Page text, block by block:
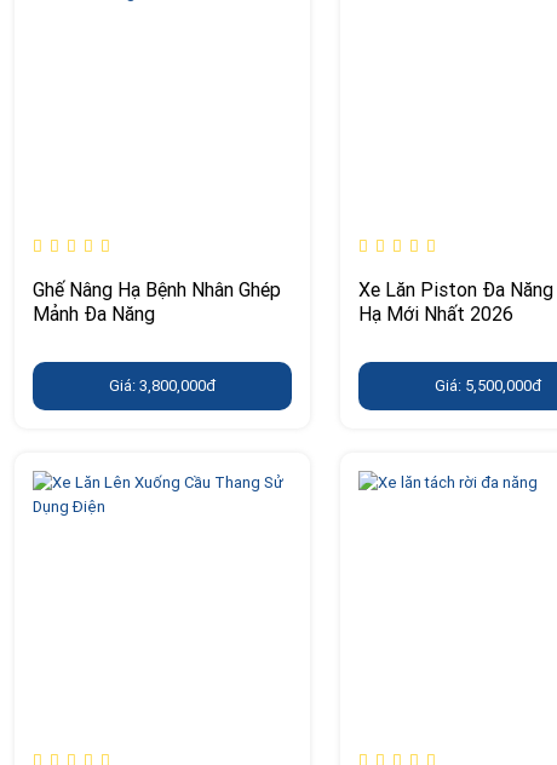
Ghế Nâng Hạ Bệnh Nhân Ghép
Mảnh Đa Năng
Giá: 3,800,000đ
Xe Lăn Piston Đa Năng
Hạ Mới Nhất 2026
Giá: 5,500,000đ